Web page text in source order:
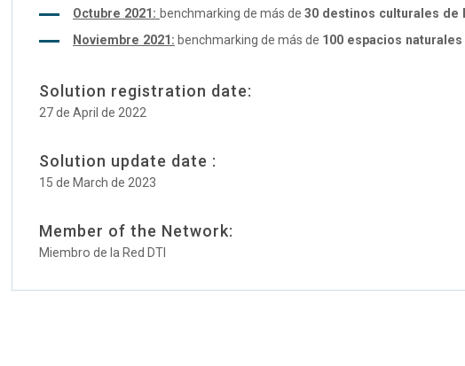
Octubre 2021: benchmarking de más de 30 destinos culturales de
Noviembre 2021: benchmarking de más de 100 espacios
Solution registration date:
27 de April de 2022
Solution update date :
15 de March de 2023
Member of the Network:
Miembro de la Red DTI